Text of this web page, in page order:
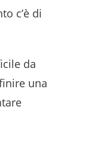
c’è di
da
una